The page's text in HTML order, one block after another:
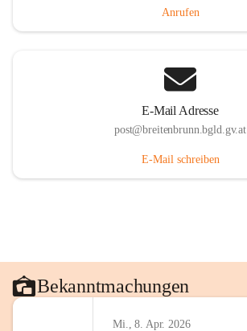
Anrufen
E-Mail Adresse
post@breitenbrunn.bgld.gv.at
E-Mail schreiben
Bekanntmachungen
Mi., 8. Apr. 2026